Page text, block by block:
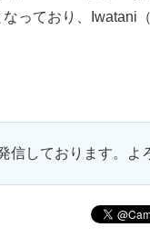
っており、Iwatani
信しております。よ